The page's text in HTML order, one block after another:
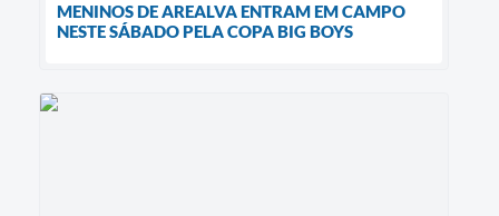
MENINOS DE AREALVA ENTRAM EM CAMPO
NESTE SÁBADO PELA COPA BIG BOYS